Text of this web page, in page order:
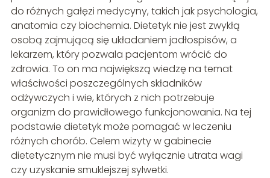
do różnych gałęzi medycyny, takich jak psychologia,
anatomia czy biochemia. Dietetyk nie jest zwykłą
osobą zajmującą się układaniem jadłospisów, a
lekarzem, który pozwala pacjentom wrócić do
zdrowia. To on ma największą wiedzę na temat
właściwości poszczególnych składników
odżywczych i wie, których z nich potrzebuje
organizm do prawidłowego funkcjonowania. Na tej
podstawie dietetyk może pomagać w leczeniu
różnych chorób. Celem wizyty w gabinecie
dietetycznym nie musi być wyłącznie utrata wagi
czy uzyskanie smuklejszej sylwetki.